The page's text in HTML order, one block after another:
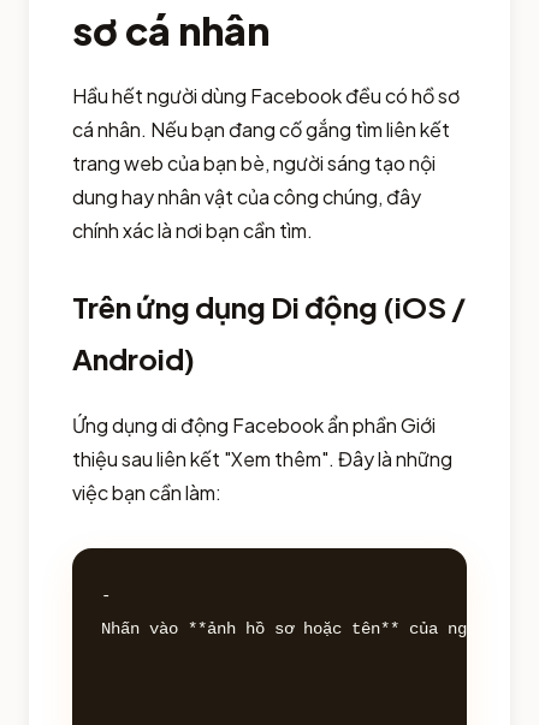
sơ cá nhân
Hầu hết người dùng Facebook đều có hồ sơ
cá nhân. Nếu bạn đang cố gắng tìm liên kết
trang web của bạn bè, người sáng tạo nội
dung hay nhân vật của công chúng, đây
chính xác là nơi bạn cần tìm.
Trên ứng dụng Di động (iOS /
Android)
Ứng dụng di động Facebook ẩn phần Giới
thiệu sau liên kết "Xem thêm". Đây là những
việc bạn cần làm:
-
Nhấn vào **ảnh hồ sơ hoặc tên** của người